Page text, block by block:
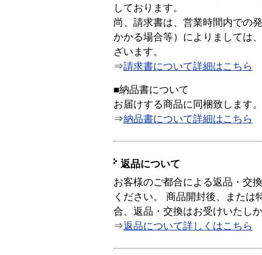
しております。
尚、請求書は、営業時間内での
かかる場合等）によりましては
ざいます。
⇒請求書について詳細はこちら
■納品書について
お届けする商品に同梱致します。
⇒納品書について詳細はこちら
返品について
お客様のご都合による返品・交
ください。 商品開封後、または
合、返品・交換はお受けいたし
⇒返品について詳しくはこちら